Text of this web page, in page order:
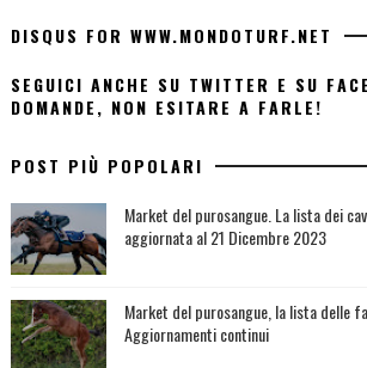
DISQUS FOR WWW.MONDOTURF.NET
SEGUICI ANCHE SU TWITTER E SU
DOMANDE, NON ESITARE A FARLE!
POST PIÙ POPOLARI
Market del purosangue. La lista dei
aggiornata al 21 Dicembre 2023
Market del purosangue, la lista delle
Aggiornamenti continui